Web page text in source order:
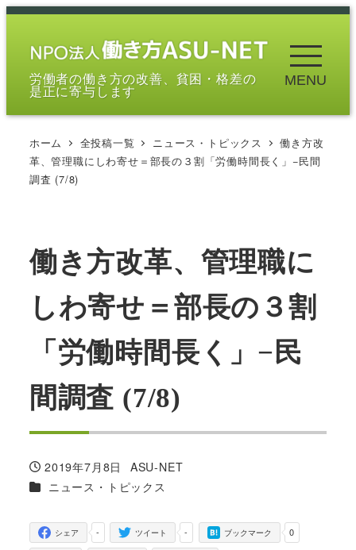
メ
労働者の働き方の改善、貧困・格差の
是正に寄与します
MENU
ホーム 全投稿一覧 ニュース・トピックス
働き方改
革、管理職にしわ寄せ＝部長の３割「労働時間長く」−民間
調査 (7/8)
働き方改革、管理職に
しわ寄せ＝部長の３割
「労働時間長く」−民
間調査 (7/8)
投稿日
2019年7月8日
著
者
ASU-NET
カテゴリー
ニュース・トピックス
-
シェア -
ツイート 0
ブックマーク